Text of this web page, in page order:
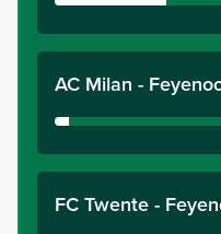
AC Milan -
FC Twente -